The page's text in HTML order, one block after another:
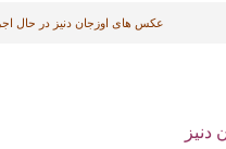
عکس های اوزجان دنیز در حال
دنیز